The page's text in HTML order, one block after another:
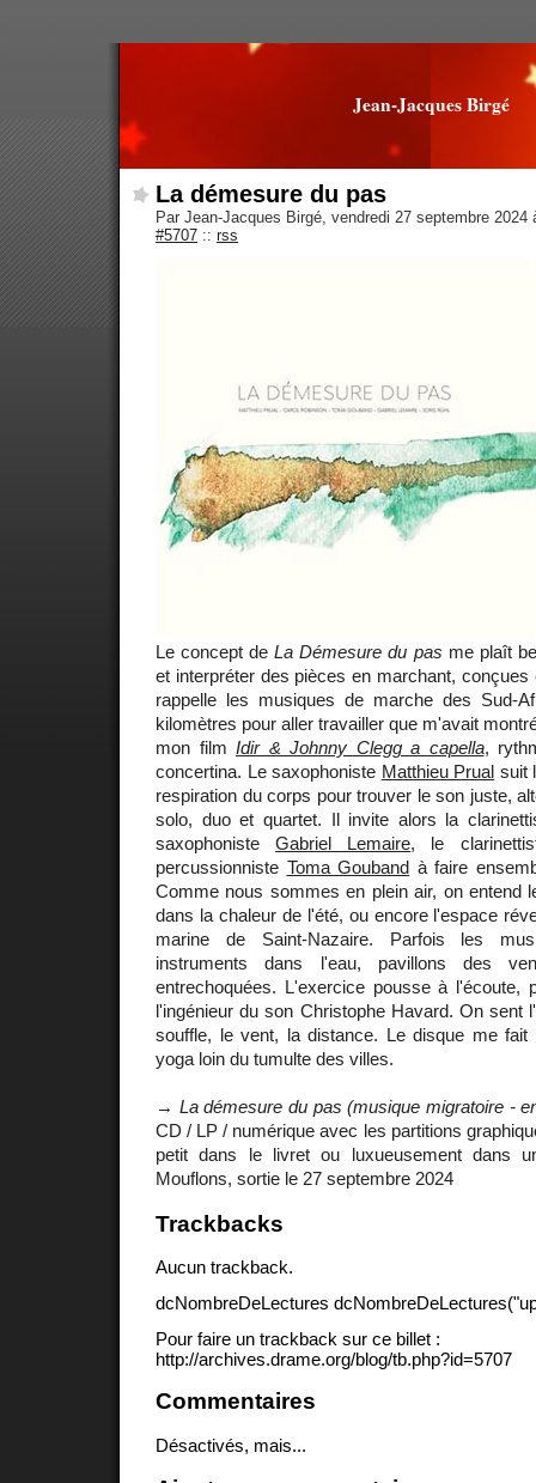
Jean-Jacques Birgé
La démesure du pas
Par Jean-Jacques Birgé, vendredi 27 septembre 2024
#5707 :: rss
Le concept deLa Démesure du pas me plaît
et interpréter des pièces en marchant,
rappelle les musiques de marche des Sud-
kilomètres pour aller travailler que m'avait
mon film Idir & Johnny Clegg a capella,
concertina. Le saxophoniste Matthieu Prual suit
respiration du corps pour trouver le son juste,
solo, duo et quartet. Il invite alors la
saxophonisteGabriel Lemaire, le
percussionniste Toma Gouband à faire
Comme nous sommes en plein air, on entend
dans la chaleur de l'été, ou encore l'espace
marine de Saint-Nazaire. Parfois les
instruments dans l'eau, pavillons des
entrechoquées. L'exercice pousse à l'écoute,
l'ingénieur du son Christophe Havard. On sent
souffle, le vent, la distance. Le disque me fait
yoga loin du tumulte des villes.
→ La démesure du pas (musique migratoire -
CD / LP / numérique avec les partitions
petit dans le livret ou luxueusement dans
Mouflons, sortie le 27 septembre 2024
Trackbacks
Aucun trackback.
dcNombreDeLectures
Pour faire un trackback sur ce billet :
http://archives.drame.org/blog/tb.php?id=5707
Commentaires
Désactivés, mais...